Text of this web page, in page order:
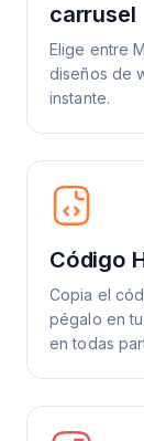
carrusel
Elige entre
diseños de
instante.
Código
Copia el
pégalo en
en todas